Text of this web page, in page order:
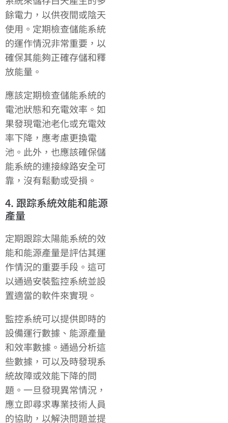
餘電力，以供夜間或陰天
使用。定期檢查儲能系統
的運作情況非常重要，以
確保其能夠正確存儲和釋
放能量。
應該定期檢查儲能系統的
電池狀態和充電效率。如
果發現電池老化或充電效
率下降，應考慮更換電
池。此外，也應該確保儲
能系統的連接線路安全可
靠，沒有鬆動或受損。
4. 跟踪系統效能和能源
產量
定期跟踪太陽能系統的效
能和能源產量是評估其運
作情況的重要手段。這可
以通過安裝監控系統並設
置適當的軟件來實現。
監控系統可以提供即時的
設備運行數據、能源產量
和效率數據。通過分析這
些數據，可以及時發現系
統故障或效能下降的問
題。一旦發現異常情況，
應立即尋求專業技術人員
的協助，以解決問題並提